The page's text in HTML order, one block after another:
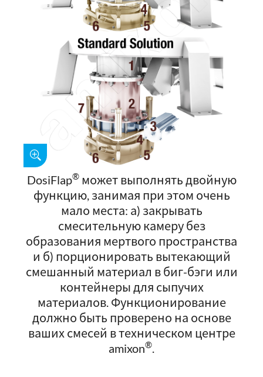
DosiFlap®может выполнять двойную
функцию, занимая при этом очень
мало места: а) закрывать
смесительную камеру без
образования мертвого пространства
и б) порционировать вытекающий
смешанный материал в биг-бэги или
контейнеры для сыпучих
материалов. Функционирование
должно быть проверено на основе
ваших смесей в техническом центре
amixon®.